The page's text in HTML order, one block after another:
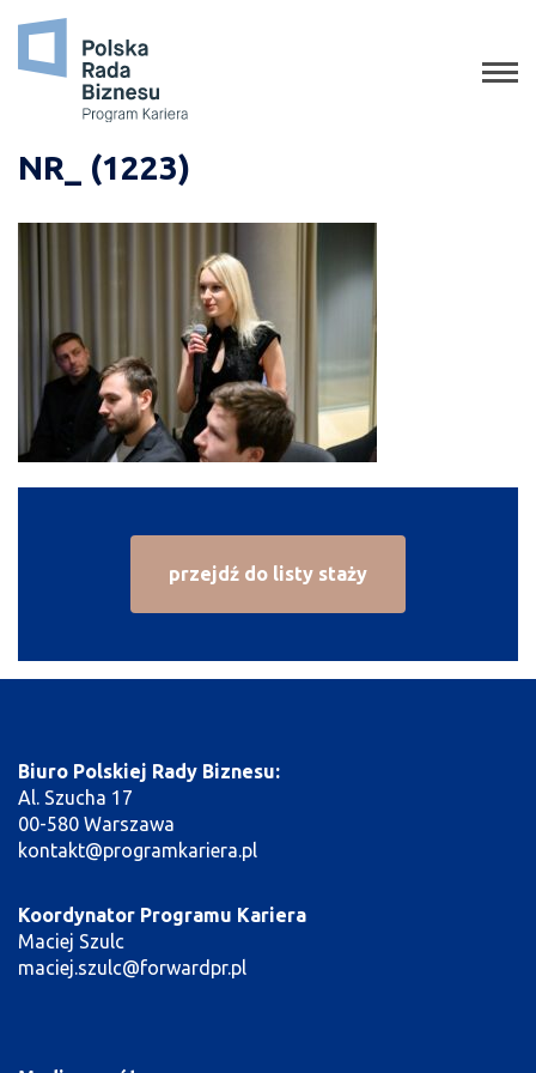
NR_ (1223)
przejdź do listy staży
Biuro Polskiej Rady Biznesu:
Al. Szucha 17
00-580 Warszawa
kontakt@programkariera.pl
Koordynator Programu Kariera
Maciej Szulc
maciej.szulc@forwardpr.pl
o programie
jak aplikować
staże
media o nas